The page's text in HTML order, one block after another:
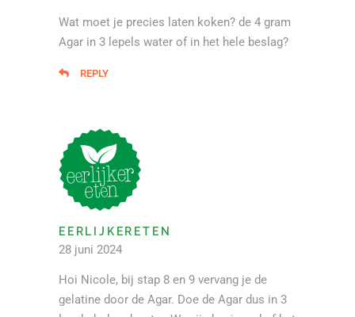
Wat moet je precies laten koken? de 4 gram
Agar in 3 lepels water of in het hele beslag?
REPLY
EERLIJKERETEN
28 juni 2024
Hoi Nicole, bij stap 8 en 9 vervang je de
gelatine door de Agar. Doe de Agar dus in 3